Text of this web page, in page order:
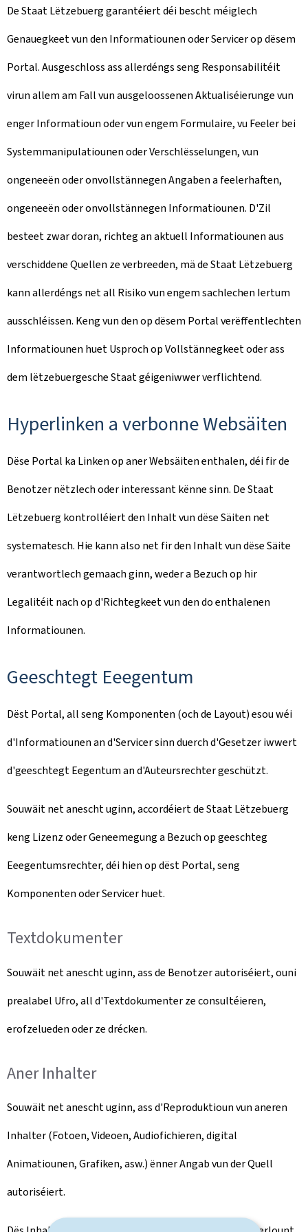
De Staat Lëtzebuerg garantéiert déi bescht méiglech
Genauegkeet vun den Informatiounen oder Servicer op dësem
Portal. Ausgeschloss ass allerdéngs seng Responsabilitéit
virun allem am Fall vun ausgeloossenen Aktualiséierunge vun
enger Informatioun oder vun engem Formulaire, vu Feeler bei
Systemmanipulatiounen oder Verschlësselungen, vun
ongeneeën oder onvollstännegen Angaben a feelerhaften,
ongeneeën oder onvollstännegen Informatiounen. D'Zil
besteet zwar doran, richteg an aktuell Informatiounen aus
verschiddene Quellen ze verbreeden, mä de Staat Lëtzebuerg
kann allerdéngs net all Risiko vun engem sachlechen Iertum
ausschléissen. Keng vun den op dësem Portal verëffentlechten
Informatiounen huet Usproch op Vollstännegkeet oder ass
dem lëtzebuergesche Staat géigeniwwer verflichtend.
Hyperlinken a verbonne Websäiten
Dëse Portal ka Linken op aner Websäiten enthalen, déi fir de
Benotzer nëtzlech oder interessant kënne sinn. De Staat
Lëtzebuerg kontrolléiert den Inhalt vun dëse Säiten net
systematesch. Hie kann also net fir den Inhalt vun dëse Säite
verantwortlech gemaach ginn, weder a Bezuch op hir
Legalitéit nach op d'Richtegkeet vun den do enthalenen
Informatiounen.
Geeschtegt Eeegentum
Dëst Portal, all seng Komponenten (och de Layout) esou wéi
d'Informatiounen an d'Servicer sinn duerch d'Gesetzer iwwert
d'geeschtegt Eegentum an d'Auteursrechter geschützt.
Souwäit net anescht uginn, accordéiert de Staat Lëtzebuerg
keng Lizenz oder Geneemegung a Bezuch op geeschteg
Eeegentumsrechter, déi hien op dëst Portal, seng
Komponenten oder Servicer huet.
Textdokumenter
Souwäit net anescht uginn, ass de Benotzer autoriséiert, ouni
prealabel Ufro, all d'Textdokumenter ze consultéieren,
erofzelueden oder ze drécken.
Aner Inhalter
Souwäit net anescht uginn, ass d'Reproduktioun vun aneren
Inhalter (Fotoen, Videoen, Audiofichieren, digital
Animatiounen, Grafiken, asw.) ënner Angab vun der Quell
autoriséiert.